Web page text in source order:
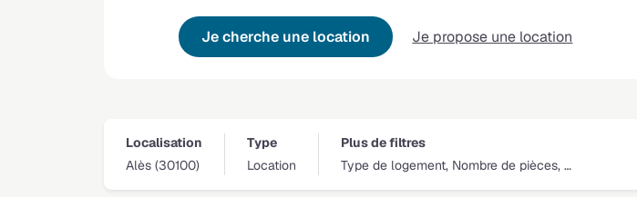
Je cherche une location Je propose une location
Localisation
Alès (30100)
Type
Location
Plus de filtres
Type de logement, Nombre de pièces, …